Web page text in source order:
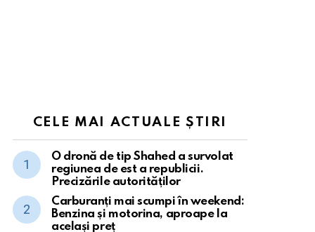
CELE MAI ACTUALE ȘTIRI
O dronă de tip Shahed a survolat
regiunea de est a republicii.
Precizările autorităților
Carburanți mai scumpi în weekend:
Benzina și motorina, aproape la
același preț